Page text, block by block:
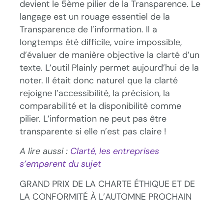
devient le 5ème pilier de la Transparence. Le
langage est un rouage essentiel de la
Transparence de l’information. Il a
longtemps été difficile, voire impossible,
d’évaluer de manière objective la clarté d’un
texte. L’outil Plainly permet aujourd’hui de la
noter. Il était donc naturel que la clarté
rejoigne l’accessibilité, la précision, la
comparabilité et la disponibilité comme
pilier. L’information ne peut pas être
transparente si elle n’est pas claire !
A lire aussi : Clarté, les entreprises
s’emparent du sujet
GRAND PRIX DE LA CHARTE ÉTHIQUE ET DE
LA CONFORMITÉ À L’AUTOMNE PROCHAIN